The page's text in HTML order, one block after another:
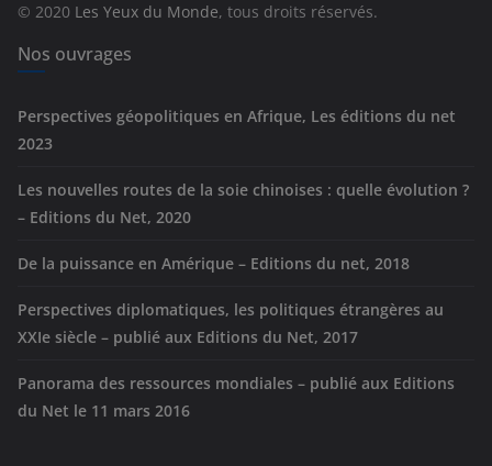
e
© 2020 Les Yeux du Monde, tous droits réservés.
Nos ouvrages
Perspectives géopolitiques en Afrique, Les éditions du net
2023
Les nouvelles routes de la soie chinoises : quelle évolution ?
– Editions du Net, 2020
De la puissance en Amérique – Editions du net, 2018
Perspectives diplomatiques, les politiques étrangères au
XXIe siècle – publié aux Editions du Net, 2017
Panorama des ressources mondiales – publié aux Editions
du Net le 11 mars 2016